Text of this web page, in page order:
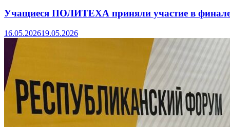
Учащиеся ПОЛИТЕХА приняли участие в
16.05.202619.05.2026